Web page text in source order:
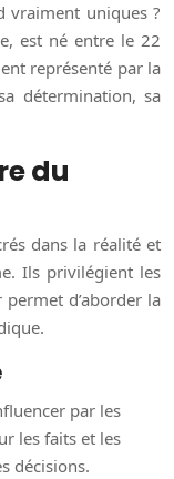
vraiment uniques ?
est né entre le 22
représenté par la
détermination, sa
du
dans la réalité et
Ils privilégient les
d’aborder la
par les
les faits et les
décisions.